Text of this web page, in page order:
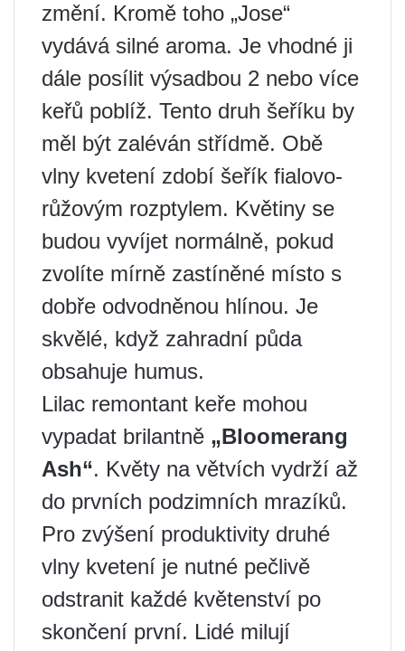
změní. Kromě toho „Jose“
vydává silné aroma. Je vhodné ji
dále posílit výsadbou 2 nebo více
keřů poblíž. Tento druh šeříku by
měl být zaléván střídmě. Obě
vlny kvetení zdobí šeřík fialovo-
růžovým rozptylem. Květiny se
budou vyvíjet normálně, pokud
zvolíte mírně zastíněné místo s
dobře odvodněnou hlínou. Je
skvělé, když zahradní půda
obsahuje humus.
Lilac remontant keře mohou
vypadat brilantně „Bloomerang
Ash“. Květy na větvích vydrží až
do prvních podzimních mrazíků.
Pro zvýšení produktivity druhé
vlny kvetení je nutné pečlivě
odstranit každé květenství po
skončení první. Lidé milují